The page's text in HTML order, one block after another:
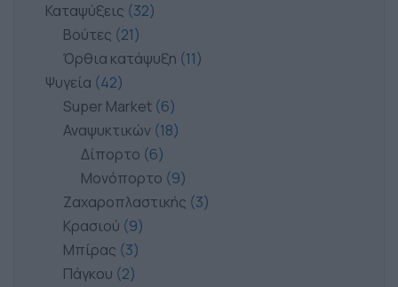
Καταψύξεις 32
Βούτες 21
Όρθια κατάψυξη 11
Ψυγεία 42
Super Market 6
Αναψυκτικών 18
Δίπορτο 6
Μονόπορτο 9
Ζαχαροπλαστικής 3
Κρασιού 9
Μπίρας 3
Πάγκου 2